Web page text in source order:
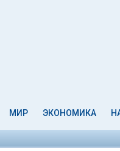
МИР ЭКОНОМИКА